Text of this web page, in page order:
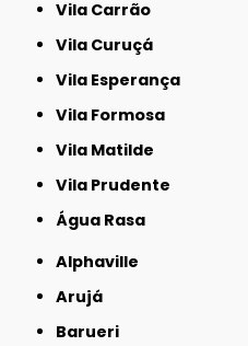
Vila Carrão
Vila Curuçá
Vila Esperança
Vila Formosa
Vila Matilde
Vila Prudente
Água Rasa
Alphaville
Arujá
Barueri